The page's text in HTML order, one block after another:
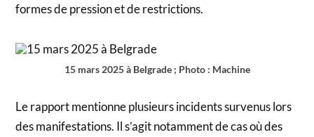
formes de pression et de restrictions.
15 mars 2025 à Belgrade ; Photo : Machine
Le rapport mentionne plusieurs incidents survenus lors
des manifestations. Il s’agit notamment de cas où des